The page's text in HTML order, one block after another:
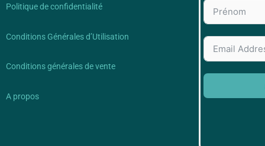
Politique de confidentialité
Conditions Générales d’Utilisation
Conditions générales de vente
A propos